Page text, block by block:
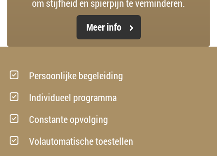
om stijfheid en spierpijn te verminderen.
Meer info
Persoonlijke begeleiding
Individueel programma
Constante opvolging
Volautomatische toestellen